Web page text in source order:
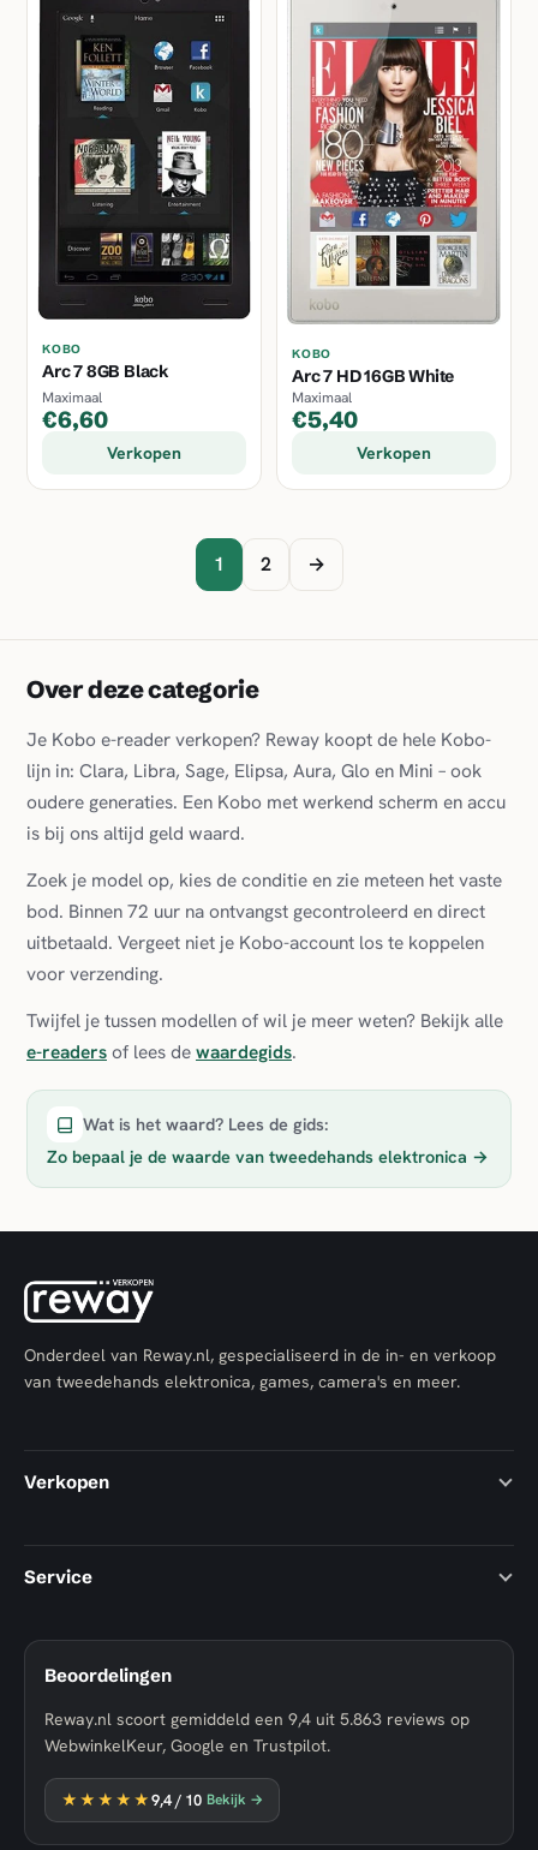
KOBO
Arc 7 8GB Black
Maximaal
€6,60
Verkopen
KOBO
Arc 7 HD 16GB White
Maximaal
€5,40
Verkopen
1 2 →
Over deze categorie
Je Kobo e-reader verkopen? Reway koopt de hele Kobo-
lijn in: Clara, Libra, Sage, Elipsa, Aura, Glo en Mini – ook
oudere generaties. Een Kobo met werkend scherm en accu
is bij ons altijd geld waard.
Zoek je model op, kies de conditie en zie meteen het vaste
bod. Binnen 72 uur na ontvangst gecontroleerd en direct
uitbetaald. Vergeet niet je Kobo-account los te koppelen
voor verzending.
Twijfel je tussen modellen of wil je meer weten? Bekijk alle
e-readersof lees dewaardegids.
Wat is het waard? Lees de gids:
Zo bepaal je de waarde van tweedehands elektronica →
Onderdeel van Reway.nl, gespecialiseerd in de in- en verkoop
van tweedehands elektronica, games, camera's en meer.
Verkopen
Service
Beoordelingen
Reway.nl scoort gemiddeld een 9,4 uit 5.863 reviews op
WebwinkelKeur, Google en Trustpilot.
★★★★★9,4/ 10 Bekijk →